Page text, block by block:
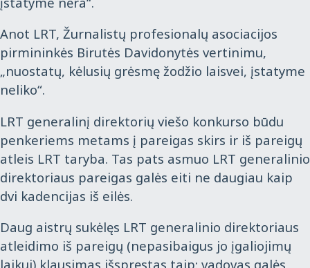
Anot LRT, Žurnalistų profesionalų asociacijos
pirmininkės Birutės Davidonytės vertinimu,
„nuostatų, kėlusių grėsmę žodžio laisvei, įstatyme
neliko“.
LRT generalinį direktorių viešo konkurso būdu
penkeriems metams į pareigas skirs ir iš pareigų
atleis LRT taryba. Tas pats asmuo LRT generalinio
direktoriaus pareigas galės eiti ne daugiau kaip
dvi kadencijas iš eilės.
Daug aistrų sukėlęs LRT generalinio direktoriaus
atleidimo iš pareigų (nepasibaigus jo įgaliojimų
laikui) klausimas išspręstas taip: vadovas galės